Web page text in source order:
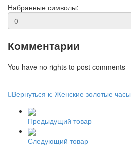
Набранные символы:
Комментарии
You have no rights to post comments
Вернуться к: Женские золотые часы
Предыдущий товар
Следующий товар